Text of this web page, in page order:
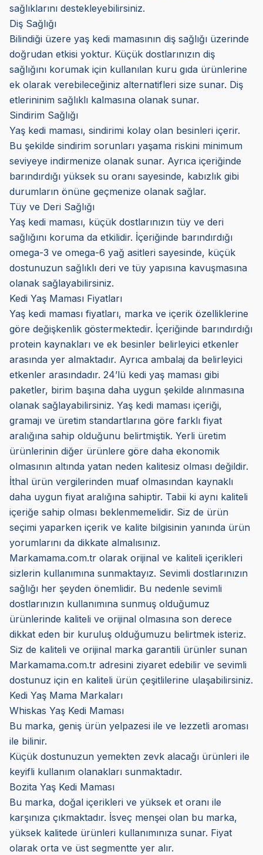
sağlıklarını destekleyebilirsiniz.
Diş Sağlığı
Bilindiği üzere yaş kedi mamasının diş sağlığı üzerinde
doğrudan etkisi yoktur. Küçük dostlarınızın diş
sağlığını korumak için kullanılan kuru gıda ürünlerine
ek olarak verebileceğiniz alternatifleri size sunar. Diş
etlerininim sağlıklı kalmasına olanak sunar.
Sindirim Sağlığı
Yaş kedi maması, sindirimi kolay olan besinleri içerir.
Bu şekilde sindirim sorunları yaşama riskini minimum
seviyeye indirmenize olanak sunar. Ayrıca içeriğinde
barındırdığı yüksek su oranı sayesinde, kabızlık gibi
durumların önüne geçmenize olanak sağlar.
Tüy ve Deri Sağlığı
Yaş kedi maması, küçük dostlarınızın tüy ve deri
sağlığını koruma da etkilidir. İçeriğinde barındırdığı
omega-3 ve omega-6 yağ asitleri sayesinde, küçük
dostunuzun sağlıklı deri ve tüy yapısına kavuşmasına
olanak sağlayabilirsiniz.
Kedi Yaş Maması Fiyatları
Yaş kedi maması fiyatları, marka ve içerik özelliklerine
göre değişkenlik göstermektedir. İçeriğinde barındırdığı
protein kaynakları ve ek besinler belirleyici etkenler
arasında yer almaktadır. Ayrıca ambalaj da belirleyici
etkenler arasındadır. 24’lü kedi yaş maması gibi
paketler, birim başına daha uygun şekilde alınmasına
olanak sağlayabilirsiniz. Yaş kedi maması içeriği,
gramajı ve üretim standartlarına göre farklı fiyat
aralığına sahip olduğunu belirtmiştik. Yerli üretim
ürünlerinin diğer ürünlere göre daha ekonomik
olmasının altında yatan neden kalitesiz olması değildir.
İthal ürün vergilerinden muaf olmasından kaynaklı
daha uygun fiyat aralığına sahiptir. Tabii ki aynı kaliteli
içeriğe sahip olması beklenmemelidir. Siz de ürün
seçimi yaparken içerik ve kalite bilgisinin yanında ürün
yorumlarını da dikkate almalısınız.
Markamama.com.tr olarak orijinal ve kaliteli içerikleri
sizlerin kullanımına sunmaktayız. Sevimli dostlarınızın
sağlığı her şeyden önemlidir. Bu nedenle sevimli
dostlarınızın kullanımına sunmuş olduğumuz
ürünlerinde kaliteli ve orijinal olmasına son derece
dikkat eden bir kuruluş olduğumuzu belirtmek isteriz.
Siz de kaliteli ve orijinal marka garantili ürünler sunan
Markamama.com.tr adresini ziyaret edebilir ve sevimli
dostunuz için en kaliteli ürün çeşitlilerine ulaşabilirsiniz.
Kedi Yaş Mama Markaları
Whiskas Yaş Kedi Maması
Bu marka, geniş ürün yelpazesi ile ve lezzetli aroması
ile bilinir.
Küçük dostunuzun yemekten zevk alacağı ürünleri ile
keyifli kullanım olanakları sunmaktadır.
Bozita Yaş Kedi Maması
Bu marka, doğal içerikleri ve yüksek et oranı ile
karşınıza çıkmaktadır. İsveç menşei olan bu marka,
yüksek kalitede ürünleri kullanımınıza sunar. Fiyat
olarak orta ve üst segmentte yer alır.